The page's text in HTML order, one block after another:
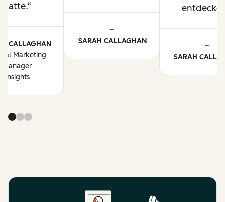
hatte.
CALLAGHAN
Marketing
Manager
Insights
–
SARAH CALLAGHAN
–
SARAH